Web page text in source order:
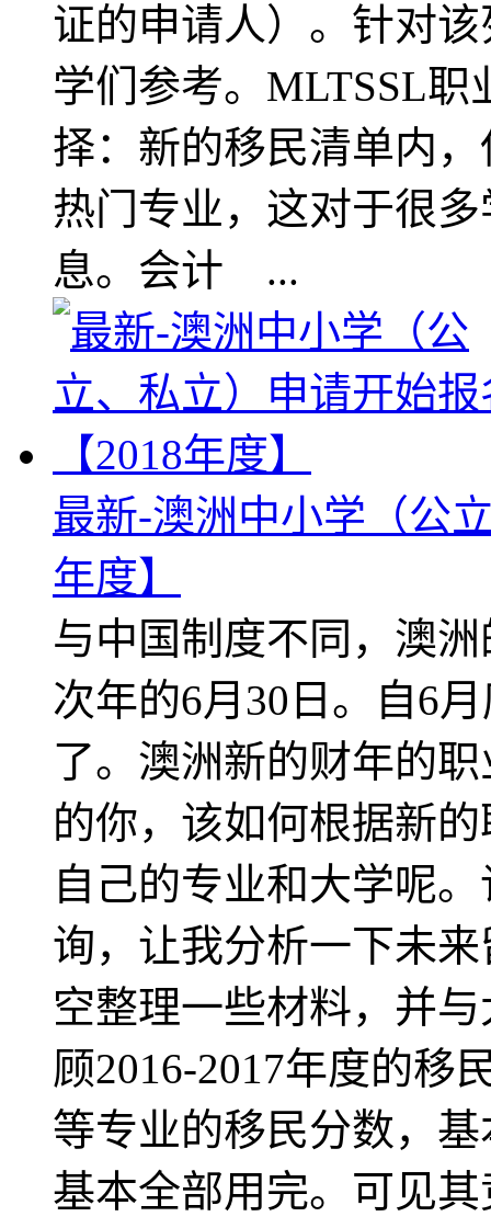
证的申请人）。针对
学们参考。MLTSSL
择：新的移民清单内
热门专业，这对于很
息。会计 ...
最新-澳洲中小学（公
年度】
与中国制度不同，澳
次年的6月30日。自6
了。澳洲新的财年的
的你，该如何根据新
自己的专业和大学呢
询，让我分析一下未
空整理一些材料，并
顾2016-2017年度的
等专业的移民分数，
基本全部用完。可见